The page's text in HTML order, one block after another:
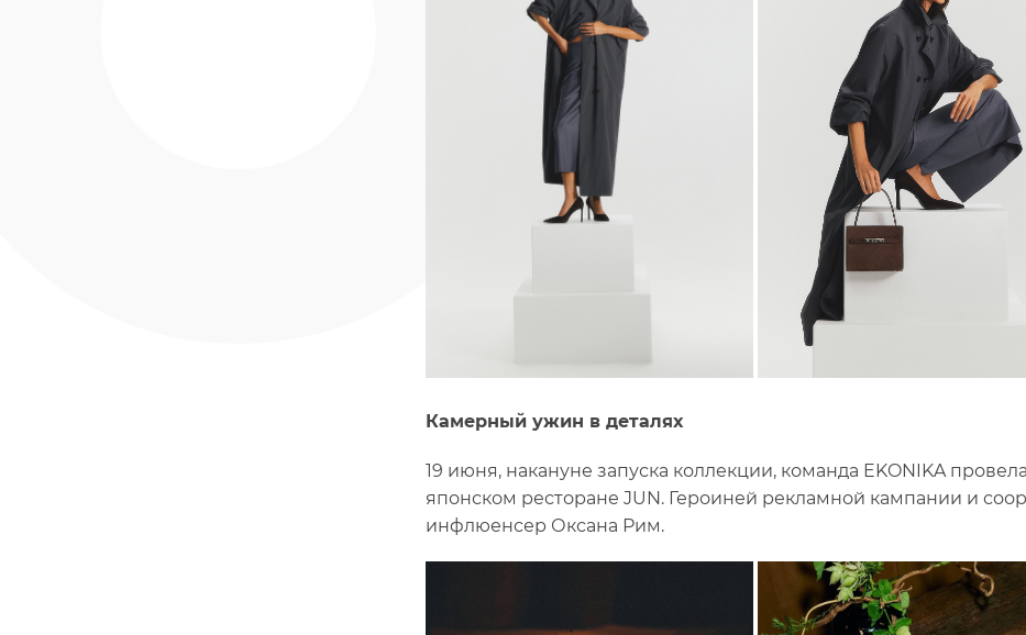
Камерный ужин в деталях
19 июня, накануне запуска коллекции, команда EKONIKA
японском ресторане JUN. Героиней рекламной кампании и
инфлюенсер Оксана Рим.